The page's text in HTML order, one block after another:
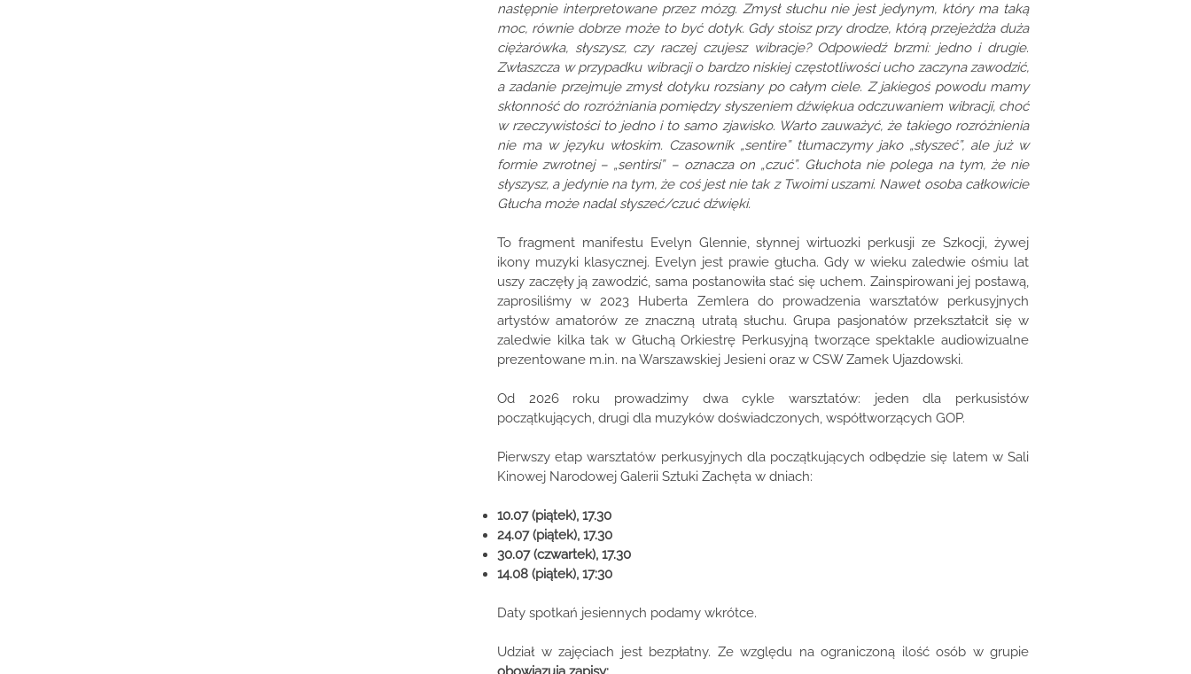
następnie interpretowane przez mózg. Zmysł słuchu nie jest jedynym, który ma taką
moc, równie dobrze może to być dotyk. Gdy stoisz przy drodze, którą przejeżdża duża
ciężarówka, słyszysz, czy raczej czujesz wibracje? Odpowiedź brzmi: jedno i drugie.
Zwłaszcza w przypadku wibracji o bardzo niskiej częstotliwości ucho zaczyna zawodzić,
a zadanie przejmuje zmysł dotyku rozsiany po całym ciele. Z jakiegoś powodu mamy
skłonność do rozróżniania pomiędzy słyszeniem dźwiękua odczuwaniem wibracji, choć
w rzeczywistości to jedno i to samo zjawisko. Warto zauważyć, że takiego rozróżnienia
nie ma w języku włoskim. Czasownik „sentire” tłumaczymy jako „słyszeć”, ale już w
formie zwrotnej – „sentirsi” – oznacza on „czuć”. Głuchota nie polega na tym, że nie
słyszysz, a jedynie na tym, że coś jest nie tak z Twoimi uszami. Nawet osoba całkowicie
Głucha może nadal słyszeć/czuć dźwięki.
To fragment manifestu Evelyn Glennie, słynnej wirtuozki perkusji ze Szkocji, żywej
ikony muzyki klasycznej. Evelyn jest prawie głucha. Gdy w wieku zaledwie ośmiu lat
uszy zaczęły ją zawodzić, sama postanowiła stać się uchem. Zainspirowani jej postawą,
zaprosiliśmy w 2023 Huberta Zemlera do prowadzenia warsztatów perkusyjnych
artystów amatorów ze znaczną utratą słuchu. Grupa pasjonatów przekształcił się w
zaledwie kilka tak w Głuchą Orkiestrę Perkusyjną tworzące spektakle audiowizualne
prezentowane m.in. na Warszawskiej Jesieni oraz w CSW Zamek Ujazdowski.
Od 2026 roku prowadzimy dwa cykle warsztatów: jeden dla perkusistów
początkujących, drugi dla muzyków doświadczonych, współtworzących GOP.
Pierwszy etap warsztatów perkusyjnych dla początkujących odbędzie się latem w Sali
Kinowej Narodowej Galerii Sztuki Zachęta w dniach: ​
10.07 (piątek), 17.30
24.07 (piątek), 17.30
30.07 (czwartek), 17.30
14.08 (piątek), 17:30 ​
Daty spotkań jesiennych podamy wkrótce. ​
Udział w zajęciach jest bezpłatny. Ze względu na ograniczoną ilość osób w grupie